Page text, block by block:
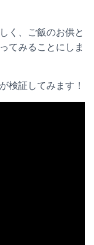
く、ご飯のお供と
てみることにしま
検証してみます！